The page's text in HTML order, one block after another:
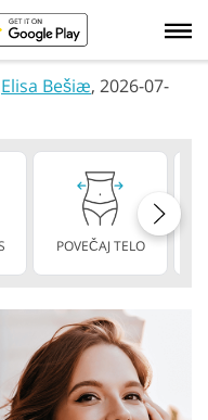
Elisa Bešiæ, 2026-07-
POVEČAJ TELO